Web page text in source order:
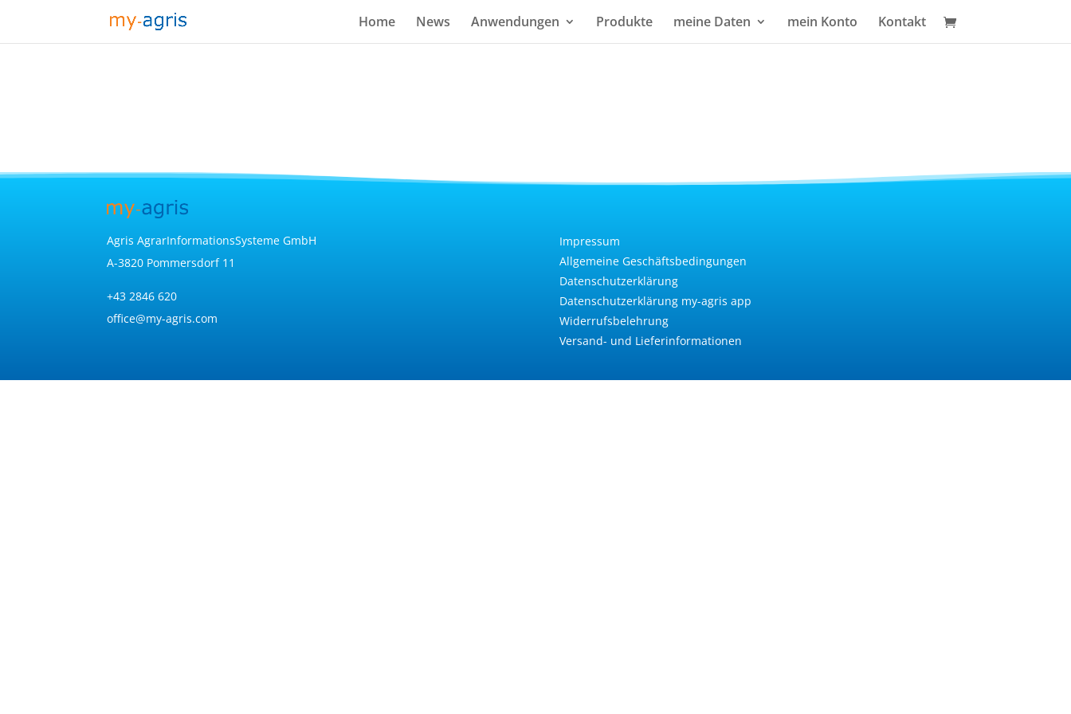
Home News Anwendungen Produkte meine Daten mein Konto Kontakt
Agris AgrarInformationsSysteme GmbH
A-3820 Pommersdorf 11
+43 2846 620
office@my-agris.com
Impressum
Allgemeine Geschäftsbedingungen
Datenschutzerklärung
Datenschutzerklärung my-agris app
Widerrufsbelehrung
Versand- und Lieferinformationen